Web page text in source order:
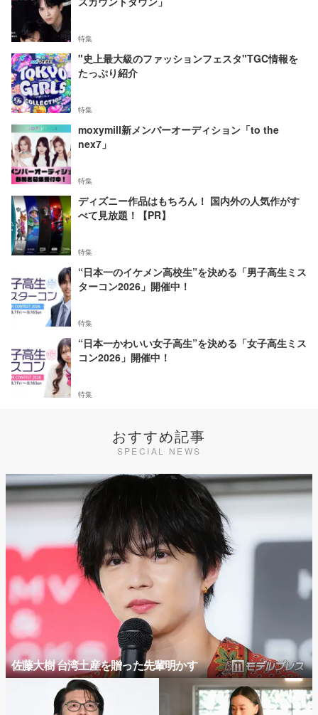
特集
"史上最大級のファッションフェスタ"TGC情報を
たっぷり紹介
特集
moxymill新メンバーオーディション「to the
nex7」
特集
ディズニー作品はもちろん！ 国内外の人気作がす
べて見放題！【PR】
特集
“日本一のイケメン高校生”を決める「男子高生ミス
ターコン2026」開催中！
特集
“日本一かわいい女子高生”を決める「女子高生ミス
コン2026」開催中！
特集
おすすめ記事
SPECIAL NEWS
佐藤大樹 台湾土産を贈った先輩明かす